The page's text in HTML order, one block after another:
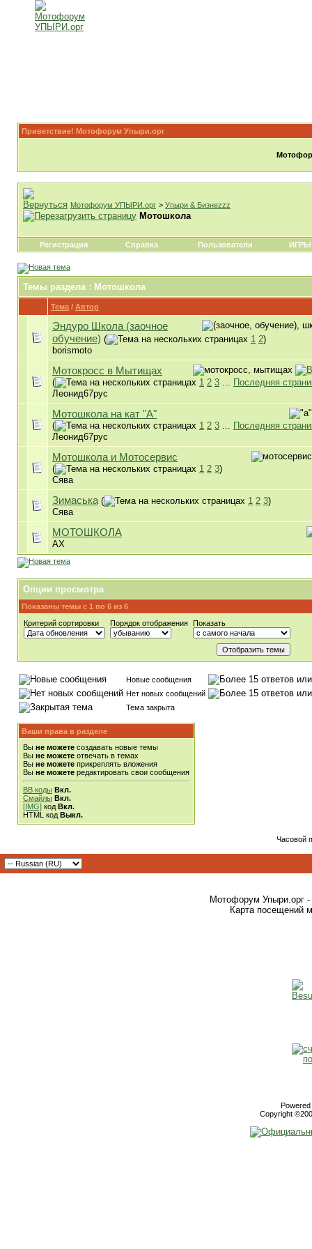
Приветствие! Мотофорум Упыри.орг
Мотофорум УПЫРИ.орг > Упыри & Бизнеzzz
Мотошкола
Регистрация Справка Пользователи ИГРЫ
Темы раздела: Мотошкола
Тема / Автор
Эндуро Школа (заочное
обучение) ( 1 2)
borismoto
Мотокросс в Мытищах
( 1 2 3 ... Последняя
Леонид67рус
Мотошкола на кат "А"
( 1 2 3 ... Последняя
Леонид67рус
Мотошкола и Мотосервис
( 1 2 3)
Сява
Зимаська ( 1 2 3)
Сява
МОТОШКОЛА
AX
Опции просмотра
Показаны темы с 1 по 6 из 6
Критерий сортировки
Порядок отображения Показать
Новые сообщения
Нет новых сообщений
Тема закрыта
Ваши права в разделе
Вы не можете создавать новые темы
Вы не можете отвечать в темах
Вы не можете прикреплять вложения
Вы не можете редактировать свои сообщения
BB коды Вкл.
Смайлы Вкл.
[IMG] код Вкл.
HTML код Выкл.
Часовой
Мотофорум Упыри.орг -
Карта посещений
Copyright